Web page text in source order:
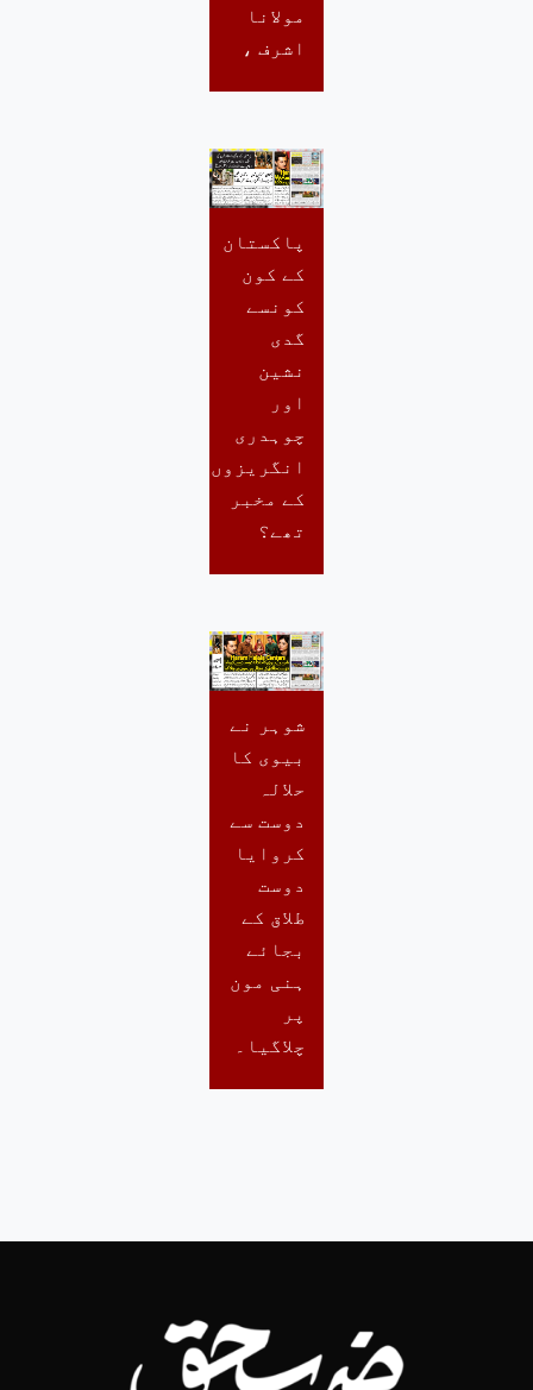
مولانا
اشرف ،
پاکستان
کے کون
کونسے
گدی
نشین
اور
چوہدری
انگریزوں
کے مخبر
تھے؟
شوہر نے
بیوی کا
حلالہ
دوست سے
کروایا
دوست
طلاق کے
بجائے
ہنی مون
پر
چلاگیا۔